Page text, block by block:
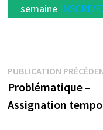
semaine
Navigation
de
l’article
PUBLICATION
Problématique –
Assignation